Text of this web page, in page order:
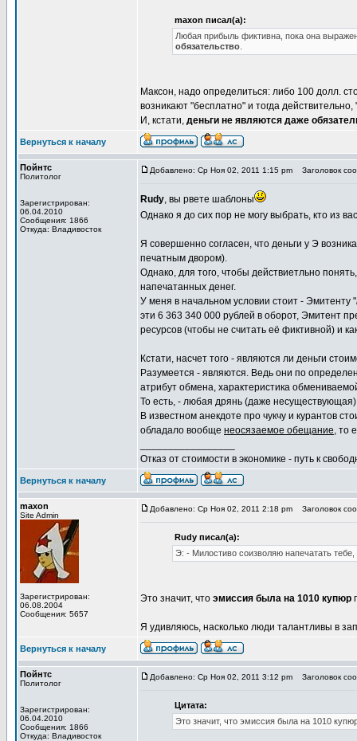
maxon писал(а):
Любая прибыль фиктивна, пока она
обязательство
Максон, надо определиться: либо 100 долл.
возникают "бесплатно" и тогда
И, кстати, деньги не являются даже
Вернуться к началу
Пойнтс
Политолог
Зарегистрирован:
06.04.2010
Сообщения: 1866
Откуда: Владивосток
Добавлено: Ср Ноя 02, 2011 1:15 pm Заголовок
Rudy, вы рвете шаблоны
Однако я до сих пор не могу выбрать, кто из
Я совершенно согласен, что деньги у Э
печатным двором).
Однако, для того, чтобы действиетльно
напечатанных денег.
У меня в начальном условии стоит - Эмитенту "
эти 6 363 340 000 рублей в оборот, Эмитент
ресурсов (чтобы не считать её фиктивной) и
Кстати, насчет того - являются ли деньги
Разумеется - являются. Ведь они по
атрибут обмена, характеристика
То есть, - любая дрянь (даже
В известном анекдоте про чукчу и курантов
обладало вообще неосязаемое обещание, то
Отказ от стоимости в экономике - путь к
Вернуться к началу
maxon
Site Admin
Зарегистрирован:
06.08.2004
Сообщения: 5657
Добавлено: Ср Ноя 02, 2011 2:18 pm Заголовок
Rudy писал(а):
Э: - Милостиво соизволяю напечатать
Это значит, что эмиссия была на 1010 купюр
Я удивляюсь, насколько люди талантливы в
Вернуться к началу
Пойнтс
Политолог
Зарегистрирован:
06.04.2010
Сообщения: 1866
Откуда: Владивосток
Добавлено: Ср Ноя 02, 2011 3:12 pm Заголовок
Цитата:
Это значит, что эмиссия была на 1010